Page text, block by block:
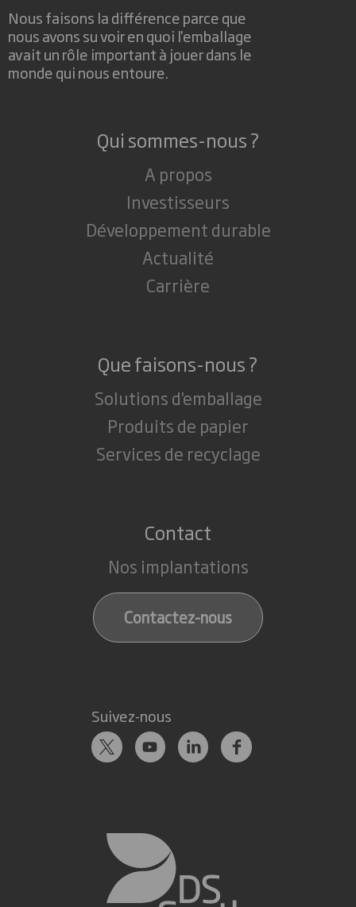
Nous faisons la différence parce que
nous avons su voir en quoi l'emballage
avait un rôle important à jouer dans le
monde qui nous entoure.
Qui sommes-nous ?
A propos
Investisseurs
Développement durable
Actualité
Carrière
Que faisons-nous ?
Solutions d'emballage
Produits de papier
Services de recyclage
Contact
Nos implantations
Contactez-nous
Suivez-nous